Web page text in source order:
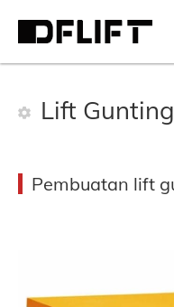
Lift
Pembuatan lift